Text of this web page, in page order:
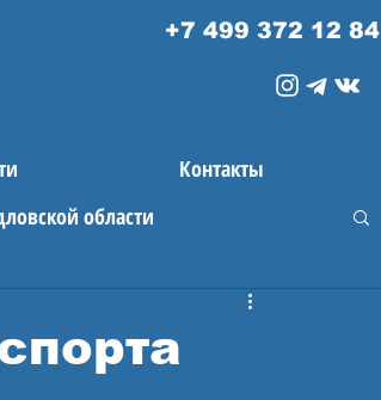
+7 499 372 12 84
Контакты
области